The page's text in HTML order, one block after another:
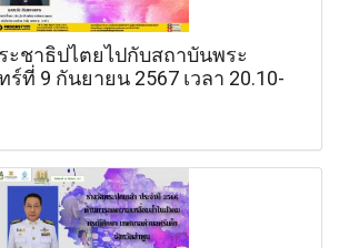
ะชาธิปไตยไปกับสถาบันพระ
ร์ที่ 9 กันยายน 2567 เวลา 20.10-